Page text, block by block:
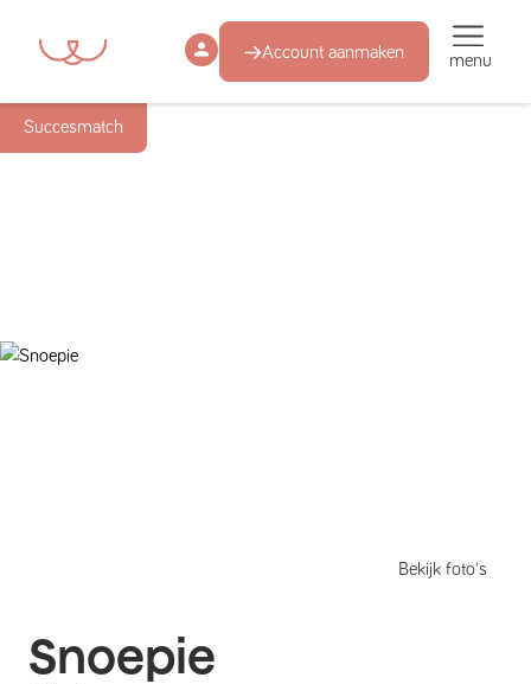
Account aanmaken menu
Succesmatch
Bekijk foto's
Snoepie